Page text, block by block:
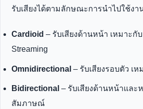
รับเสียงได้ตามลักษณะการนำไปใช้งา
Cardioid – รับเสียงด้านหน้า เหมาะกั
Streaming
Omnidirectional – รับเสียงรอบตัว เ
Bidirectional – รับเสียงด้านหน้าและ
สัมภาษณ์